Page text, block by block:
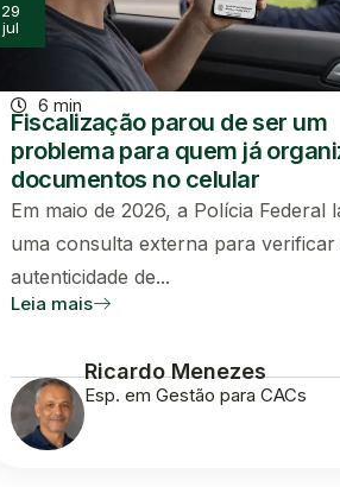
29
jul
6 min
Fiscalização parou de ser um
problema para quem já
documentos no celular
Em maio de 2026, a Polícia Federal
uma consulta externa para verificar
autenticidade de...
Leia mais
Ricardo Menezes
Esp. em Gestão para CACs